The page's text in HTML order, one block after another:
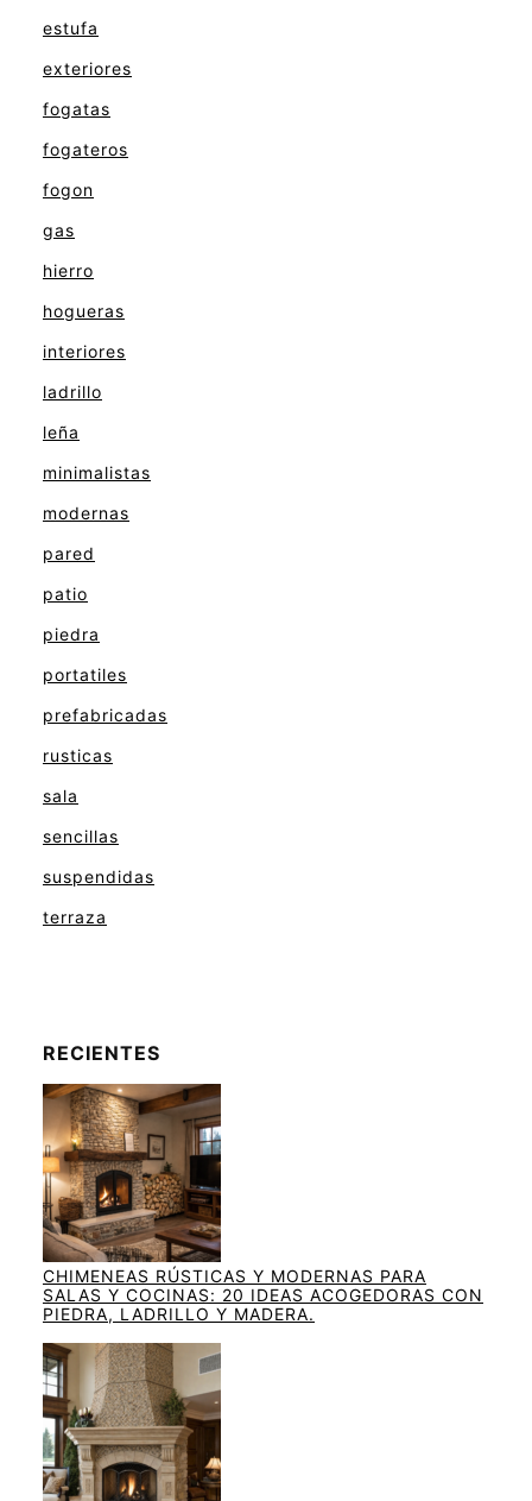
estufa
exteriores
fogatas
fogateros
fogon
gas
hierro
hogueras
interiores
ladrillo
leña
minimalistas
modernas
pared
patio
piedra
portatiles
prefabricadas
rusticas
sala
sencillas
suspendidas
terraza
RECIENTES
CHIMENEAS RÚSTICAS Y MODERNAS PARA
SALAS Y COCINAS: 20 IDEAS ACOGEDORAS CON
PIEDRA, LADRILLO Y MADERA.